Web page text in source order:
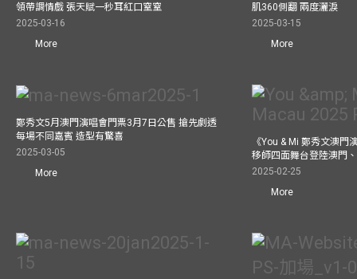
領帶調情戲 張天賦一秒耳紅口窒窒
2025-03-16
More
肌360側翻 兩度灑淚
2025-03-15
More
鄭秀文5月澳門演唱會門票3月7日公售 搶先劇透
每場不同嘉賓 造型有驚喜
2025-03-05
More
《You & Mi 鄭秀文澳門
移師四面舞台登陸澳門
2025-02-25
More